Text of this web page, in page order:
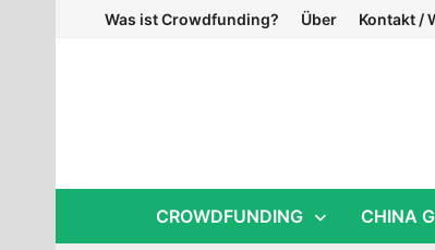
Was ist Crowdfunding? Über Kontakt /
CROWDFUNDING CHINA